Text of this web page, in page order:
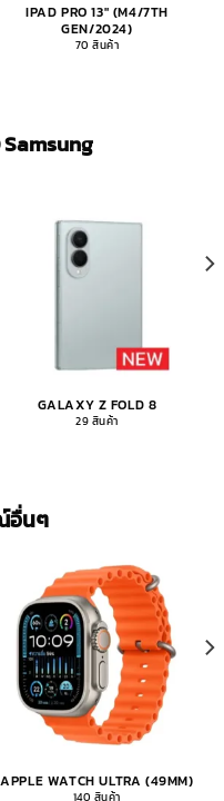
IPAD PRO 13" (M4/7TH
GEN/2024)
70 สินค้า
GALAXY Z FOLD 8
29 สินค้า
อื่นๆ
APPLE WATCH ULTRA (49MM)
140 สินค้า